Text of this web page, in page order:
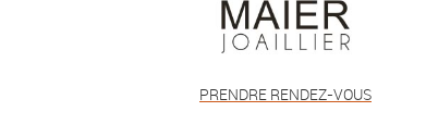
PRENDRE RENDEZ-VOUS